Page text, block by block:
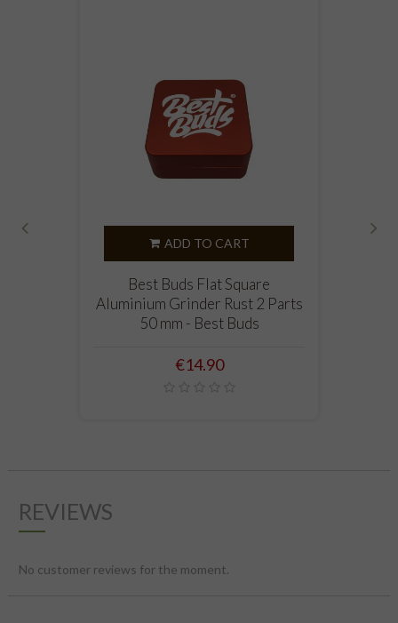
ADD TO CART
Best Buds Flat Square
Aluminium Grinder Rust 2 Parts
50 mm - Best Buds
Price
€14.90
REVIEWS
No customer reviews for the moment.